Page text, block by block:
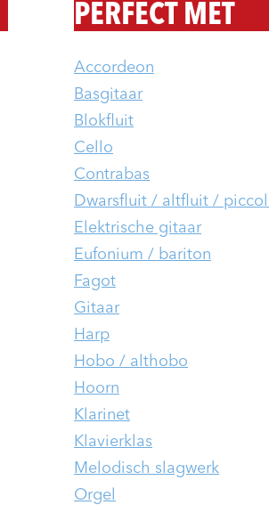
PERFECT MET
Accordeon
Basgitaar
Blokfluit
Cello
Contrabas
Dwarsfluit / altfluit /
Elektrische gitaar
Eufonium / bariton
Fagot
Gitaar
Harp
Hobo / althobo
Hoorn
Klarinet
Klavierklas
Melodisch slagwerk
Orgel